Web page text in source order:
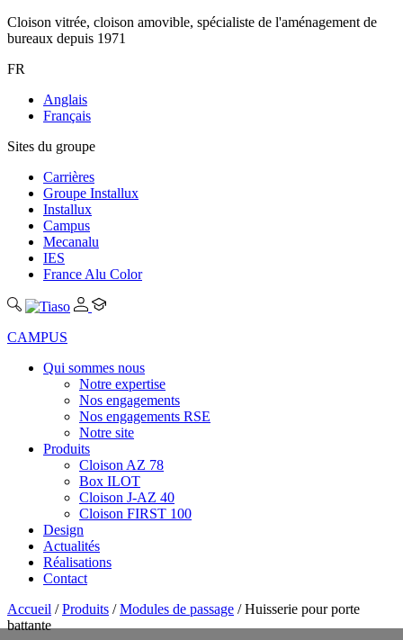
Cloison vitrée, cloison amovible, spécialiste de l'aménagement de
bureaux depuis 1971
FR
Anglais
Français
Sites du groupe
Carrières
Groupe Installux
Installux
Campus
Mecanalu
IES
France Alu Color
CAMPUS
Qui sommes nous
Notre expertise
Nos engagements
Nos engagements RSE
Notre site
Produits
Cloison AZ 78
Box ILOT
Cloison J-AZ 40
Cloison FIRST 100
Design
Actualités
Réalisations
Contact
Accueil /Produits /Modules de passage / Huisserie pour porte
battante